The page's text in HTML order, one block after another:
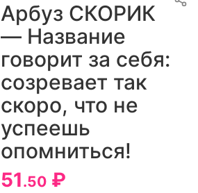
Арбуз СКОРИК
— Название
говорит за себя:
созревает так
скоро, что не
успеешь
опомниться!
51.50 ₽